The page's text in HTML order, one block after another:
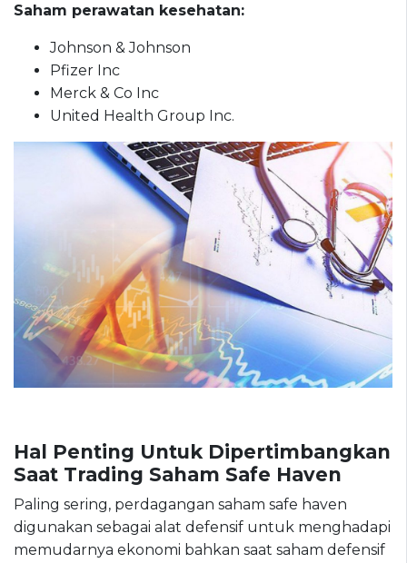
Saham perawatan kesehatan:
Johnson & Johnson
Pfizer Inc
Merck & Co Inc
United Health Group Inc.
Hal Penting Untuk Dipertimbangkan
Saat Trading Saham Safe Haven
Paling sering, perdagangan saham safe haven
digunakan sebagai alat defensif untuk menghadapi
memudarnya ekonomi bahkan saat saham defensif